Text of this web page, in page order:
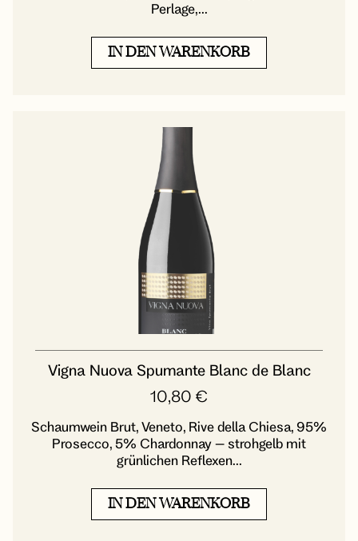
Perlage,...
IN DEN WARENKORB
Vigna Nuova Spumante Blanc de Blanc
10,80 €
Schaumwein Brut, Veneto, Rive della Chiesa, 95%
Prosecco, 5% Chardonnay – strohgelb mit
grünlichen Reflexen...
IN DEN WARENKORB